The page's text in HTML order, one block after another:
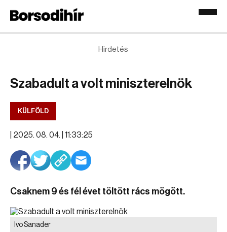
Hirdetés
Szabadult a volt miniszterelnök
KÜLFÖLD
2025. 08. 04. | 11:33:25
Csaknem 9 és fél évet töltött rács mögött.
Ivo Sanader